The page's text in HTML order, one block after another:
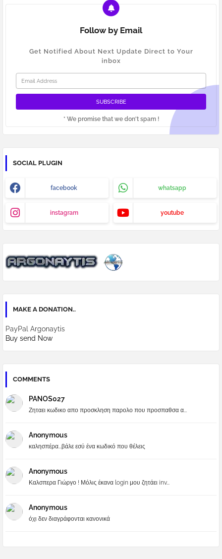
Follow by Email
Get Notified About Next Update Direct to Your
inbox
* We promise that we don't spam !
SOCIAL PLUGIN
facebook whatsapp
instagram youtube
MAKE A DONATION..
PayPal Argonaytis
Buy send Now
COMMENTS
PANOS027
Ζηταει κωδικο απο προσκληση παρολο που προσπαθσα α...
Anonymous
καλησπέρα...βάλε εσύ ένα κωδικό που θέλεις
Anonymous
Καλσπερα Γιώργο ! Μόλις έκανα login μου ζητάει inv...
Anonymous
όχι δεν διαγράφονται κανονικά